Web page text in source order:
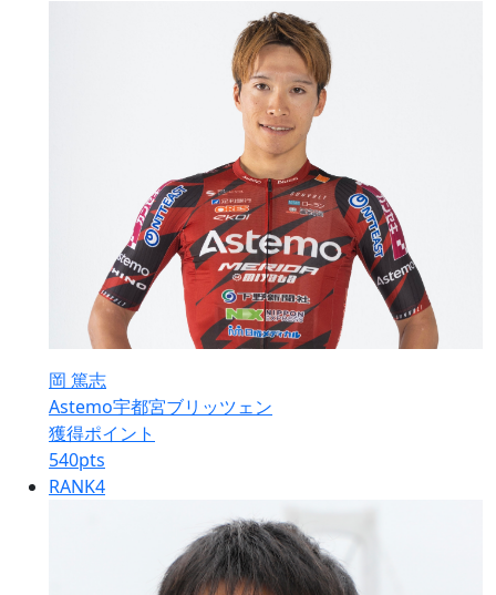
岡 篤志
Astemo宇都宮ブリッツェン
獲得ポイント
540pts
RANK4